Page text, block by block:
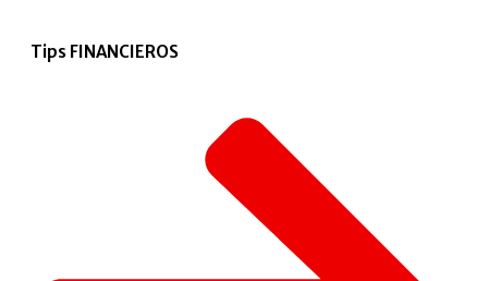
Tips FINANCIEROS